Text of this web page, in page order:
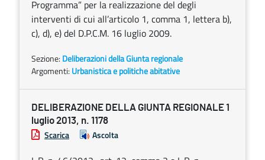
Programma” per la realizzazione del degli
interventi di cui all’articolo 1, comma 1, lettera b),
c), d), e) del D.P.C.M. 16 luglio 2009.
Sezione: Deliberazioni della Giunta regionale
Argomenti: Urbanistica e politiche abitative
DELIBERAZIONE DELLA GIUNTA REGIONALE 1
luglio 2013, n. 1178
Scarica Ascolta